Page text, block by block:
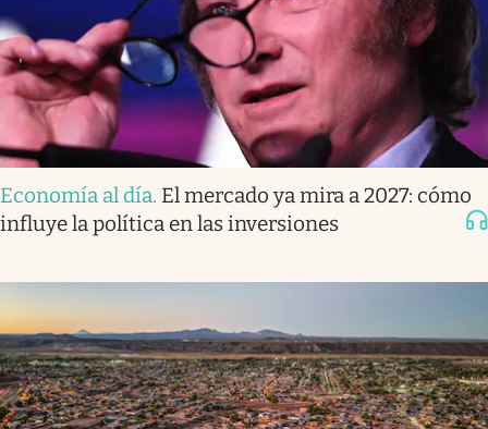
Economía al día. El mercado ya mira a 2027: cómo
influye la política en las inversiones